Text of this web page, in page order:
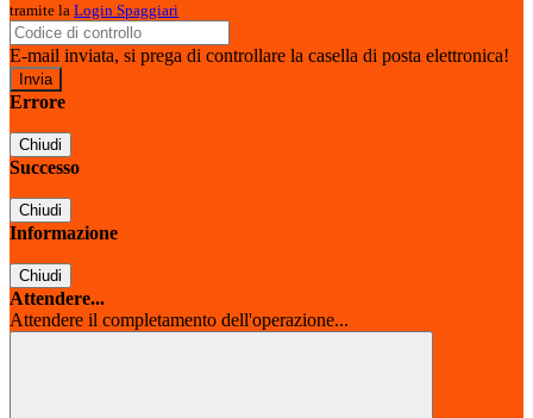
tramite la Login Spaggiari
E-mail inviata, si prega di controllare la casella di posta elettronica!
Errore
Chiudi
Successo
Chiudi
Informazione
Chiudi
Attendere...
Attendere il completamento dell'operazione...